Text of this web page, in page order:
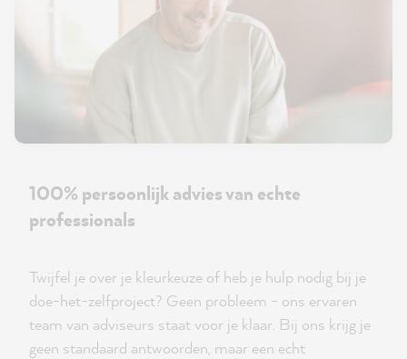
100% persoonlijk advies van echte
professionals
Twijfel je over je kleurkeuze of heb je hulp nodig bij je
doe-het-zelfproject? Geen probleem - ons ervaren
team van adviseurs staat voor je klaar. Bij ons krijg je
geen standaard antwoorden, maar een echt